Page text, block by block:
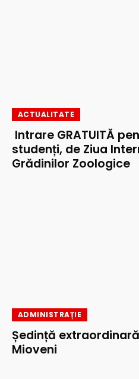
ACTUALITATE
Intrare GRATUITĂ
studenți, de Ziua
Grădinilor Zoologice
ADMINISTRAȚIE
Ședință
Mioveni